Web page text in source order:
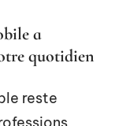
a
quotidien
reste